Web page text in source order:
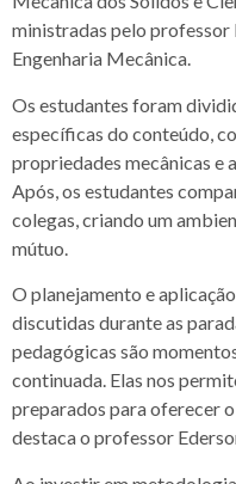
ministradas pelo professor
Engenharia Mecânica.
Os estudantes foram
específicas do conteúdo,
propriedades mecânicas e
Após, os estudantes
colegas, criando um
mútuo.
O planejamento e
discutidas durante as
pedagógicas são
continuada. Elas nos
preparados para oferecer
destaca o professor